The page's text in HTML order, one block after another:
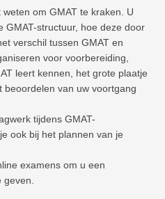
om GMAT te kraken. U
GMAT-structuur, hoe deze door
verschil tussen GMAT en
voor voorbereiding,
leert kennen, het grote plaatje
beoordelen van uw voortgang
tijdens GMAT-
ook bij het plannen van je
examens om u een